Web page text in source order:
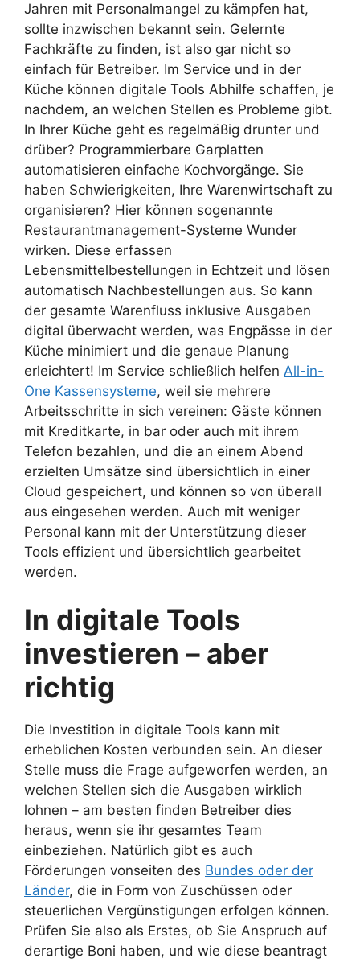
Jahren mit Personalmangel zu kämpfen hat,
sollte inzwischen bekannt sein. Gelernte
Fachkräfte zu finden, ist also gar nicht so
einfach für Betreiber. Im Service und in der
Küche können digitale Tools Abhilfe schaffen, je
nachdem, an welchen Stellen es Probleme gibt.
In Ihrer Küche geht es regelmäßig drunter und
drüber? Programmierbare Garplatten
automatisieren einfache Kochvorgänge. Sie
haben Schwierigkeiten, Ihre Warenwirtschaft zu
organisieren? Hier können sogenannte
Restaurantmanagement-Systeme Wunder
wirken. Diese erfassen
Lebensmittelbestellungen in Echtzeit und lösen
automatisch Nachbestellungen aus. So kann
der gesamte Warenfluss inklusive Ausgaben
digital überwacht werden, was Engpässe in der
Küche minimiert und die genaue Planung
erleichtert! Im Service schließlich helfen All-in-
One Kassensysteme, weil sie mehrere
Arbeitsschritte in sich vereinen: Gäste können
mit Kreditkarte, in bar oder auch mit ihrem
Telefon bezahlen, und die an einem Abend
erzielten Umsätze sind übersichtlich in einer
Cloud gespeichert, und können so von überall
aus eingesehen werden. Auch mit weniger
Personal kann mit der Unterstützung dieser
Tools effizient und übersichtlich gearbeitet
werden.
In digitale Tools
investieren – aber
richtig
Die Investition in digitale Tools kann mit
erheblichen Kosten verbunden sein. An dieser
Stelle muss die Frage aufgeworfen werden, an
welchen Stellen sich die Ausgaben wirklich
lohnen – am besten finden Betreiber dies
heraus, wenn sie ihr gesamtes Team
einbeziehen. Natürlich gibt es auch
Förderungen vonseiten des Bundes oder der
Länder, die in Form von Zuschüssen oder
steuerlichen Vergünstigungen erfolgen können.
Prüfen Sie also als Erstes, ob Sie Anspruch auf
derartige Boni haben, und wie diese beantragt